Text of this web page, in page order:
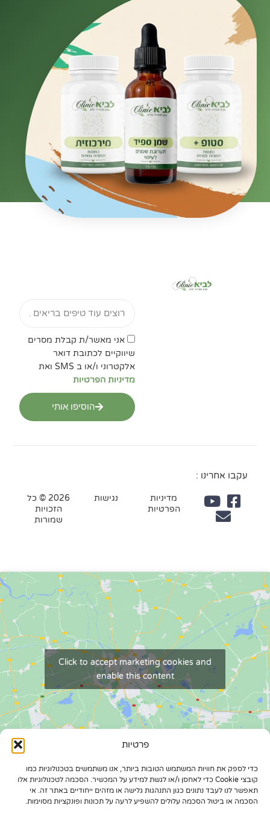
פרטיות
כדי לספק את חוויות המשתמש הטובות ביותר, אנו משתמשים בטכנולוגיות כמו
קובצי Cookie כדי לאחסן ו/או לגשת למידע על המכשיר. הסכמה לטכנולוגיות אלו
תאפשר לנו לעבד נתונים כגון התנהגות גלישה או מזהים ייחודיים באתר זה. אי
הסכמה או ביטול הסכמה עלולים להשפיע לרעה על תכונות ופונקציות מסוימות.
אישור
מדיניות
הפרטיות
אני מאשר/ת קבלת מסרים
שיווקיים לכתובת דואר
אלקטרוני ו/או ב SMS ואת
מדיניות הפרטיות
הוסיפו אותי
עקבו אחרינו :
מדיניות
הפרטיות
נגישות
2026 © כל
הזכויות
שמורות
Click to accept marketing cookies and
enable this content
עקבו אחרינו :